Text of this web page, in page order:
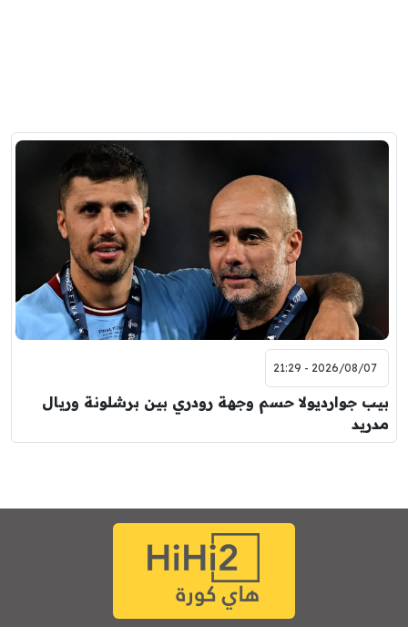
2026/08/07 - 21:29
بيب جوارديولا حسم وجهة رودري بين برشلونة وريال
مدريد